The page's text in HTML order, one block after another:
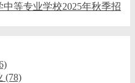
等专业学校2025年秋季招
(78)